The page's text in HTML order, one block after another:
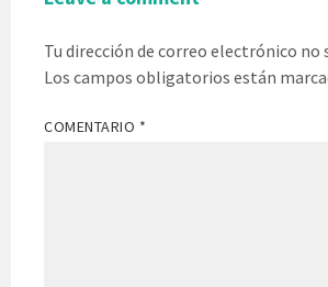
Tu dirección de correo electrónico no
Los campos obligatorios están
COMENTARIO *